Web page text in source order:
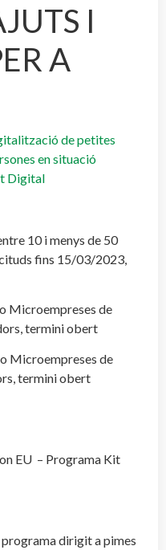
I
A
de petites
en situació
Digital
10 i menys de 50
fins 15/03/2023,
Microempreses de
termini obert
Microempreses de
termini obert
EU – Programa Kit
programa dirigit a pimes